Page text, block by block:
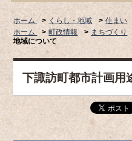
ホーム くらし・地域 住まい
ホーム
町政情報 まちづくり
地域について
下諏訪町都市計画用